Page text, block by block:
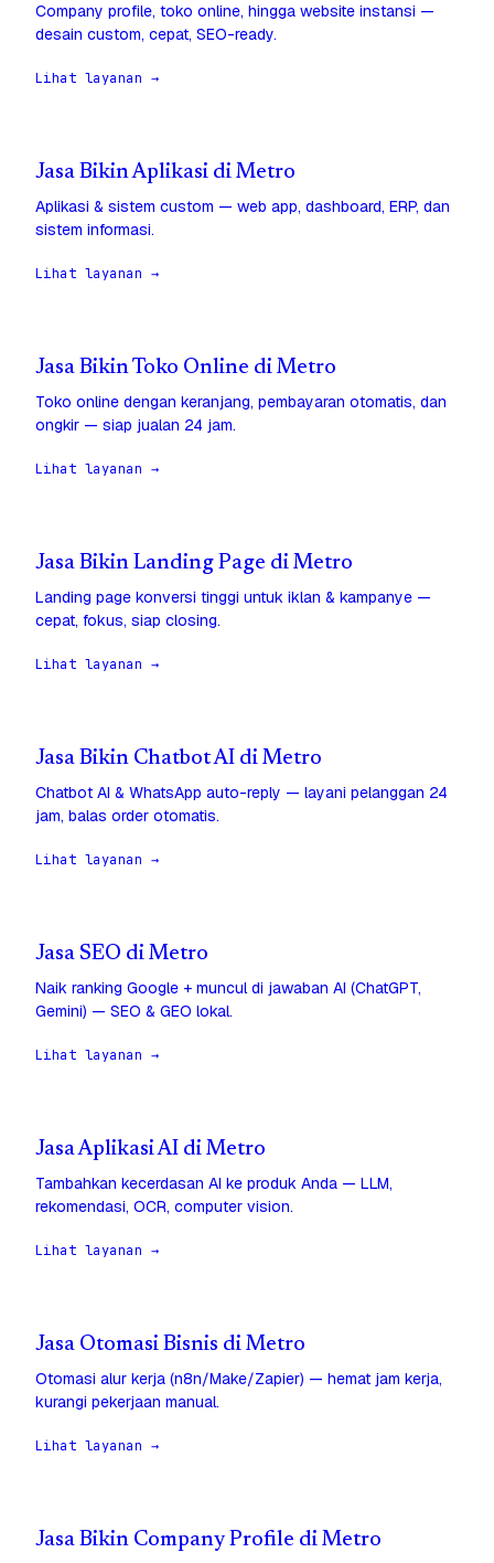
Company profile, toko online, hingga website instansi —
desain custom, cepat, SEO-ready.
Lihat layanan →
Jasa Bikin Aplikasi di Metro
Aplikasi & sistem custom — web app, dashboard, ERP, dan
sistem informasi.
Lihat layanan →
Jasa Bikin Toko Online di Metro
Toko online dengan keranjang, pembayaran otomatis, dan
ongkir — siap jualan 24 jam.
Lihat layanan →
Jasa Bikin Landing Page di Metro
Landing page konversi tinggi untuk iklan & kampanye —
cepat, fokus, siap closing.
Lihat layanan →
Jasa Bikin Chatbot AI di Metro
Chatbot AI & WhatsApp auto-reply — layani pelanggan 24
jam, balas order otomatis.
Lihat layanan →
Jasa SEO di Metro
Naik ranking Google + muncul di jawaban AI (ChatGPT,
Gemini) — SEO & GEO lokal.
Lihat layanan →
Jasa Aplikasi AI di Metro
Tambahkan kecerdasan AI ke produk Anda — LLM,
rekomendasi, OCR, computer vision.
Lihat layanan →
Jasa Otomasi Bisnis di Metro
Otomasi alur kerja (n8n/Make/Zapier) — hemat jam kerja,
kurangi pekerjaan manual.
Lihat layanan →
Jasa Bikin Company Profile di Metro